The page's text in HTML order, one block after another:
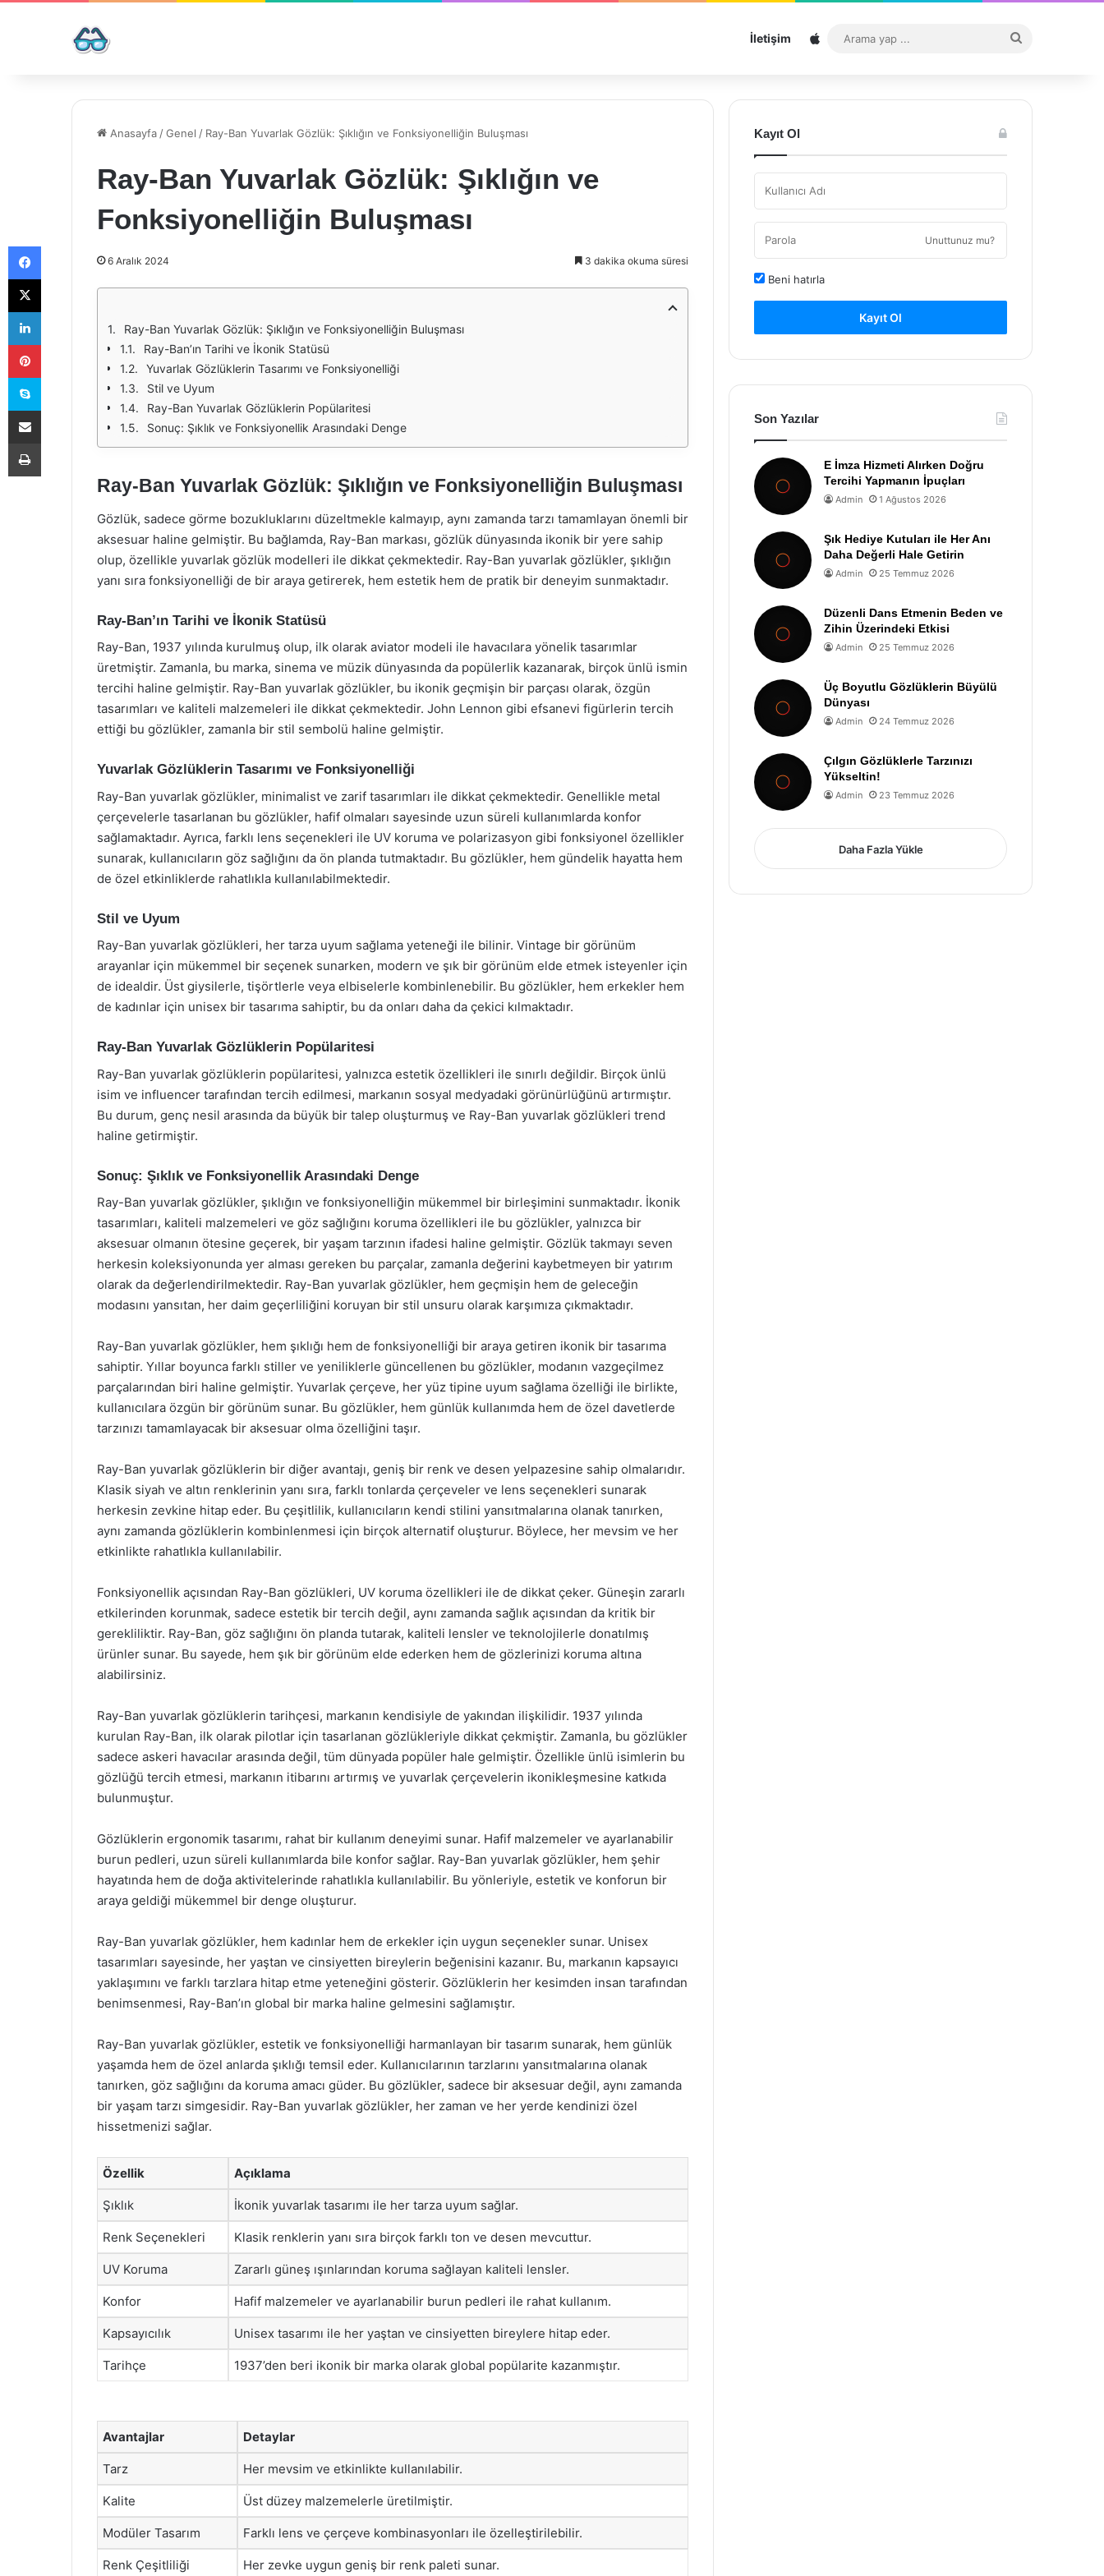
İletişim Sitemap
...
Anasayfa /Genel / Ray-Ban Yuvarlak Gözlük: Şıklığın ve Fonksiyonelliğin Buluşması
Ray-Ban Yuvarlak Gözlük: Şıklığın ve
Fonksiyonelliğin Buluşması
6 Aralık 2024 3 dakika okuma süresi
Ray-Ban Yuvarlak Gözlük: Şıklığın ve Fonksiyonelliğin Buluşması
Ray-Ban’ın Tarihi ve İkonik Statüsü
Yuvarlak Gözlüklerin Tasarımı ve Fonksiyonelliği
Stil ve Uyum
Ray-Ban Yuvarlak Gözlüklerin Popülaritesi
Sonuç: Şıklık ve Fonksiyonellik Arasındaki Denge
Ray-Ban Yuvarlak Gözlük: Şıklığın ve Fonksiyonelliğin Buluşması
Gözlük, sadece görme bozukluklarını düzeltmekle kalmayıp, aynı zamanda tarzı tamamlayan önemli bir
aksesuar haline gelmiştir. Bu bağlamda, Ray-Ban markası, gözlük dünyasında ikonik bir yere sahip
olup, özellikle yuvarlak gözlük modelleri ile dikkat çekmektedir. Ray-Ban yuvarlak gözlükler, şıklığın
yanı sıra fonksiyonelliği de bir araya getirerek, hem estetik hem de pratik bir deneyim sunmaktadır.
Ray-Ban’ın Tarihi ve İkonik Statüsü
Ray-Ban, 1937 yılında kurulmuş olup, ilk olarak aviator modeli ile havacılara yönelik tasarımlar
üretmiştir. Zamanla, bu marka, sinema ve müzik dünyasında da popülerlik kazanarak, birçok ünlü ismin
tercihi haline gelmiştir. Ray-Ban yuvarlak gözlükler, bu ikonik geçmişin bir parçası olarak, özgün
tasarımları ve kaliteli malzemeleri ile dikkat çekmektedir. John Lennon gibi efsanevi figürlerin tercih
ettiği bu gözlükler, zamanla bir stil sembolü haline gelmiştir.
Yuvarlak Gözlüklerin Tasarımı ve Fonksiyonelliği
Ray-Ban yuvarlak gözlükler, minimalist ve zarif tasarımları ile dikkat çekmektedir. Genellikle metal
çerçevelerle tasarlanan bu gözlükler, hafif olmaları sayesinde uzun süreli kullanımlarda konfor
sağlamaktadır. Ayrıca, farklı lens seçenekleri ile UV koruma ve polarizasyon gibi fonksiyonel özellikler
sunarak, kullanıcıların göz sağlığını da ön planda tutmaktadır. Bu gözlükler, hem gündelik hayatta hem
de özel etkinliklerde rahatlıkla kullanılabilmektedir.
Stil ve Uyum
Ray-Ban yuvarlak gözlükleri, her tarza uyum sağlama yeteneği ile bilinir. Vintage bir görünüm
arayanlar için mükemmel bir seçenek sunarken, modern ve şık bir görünüm elde etmek isteyenler için
de idealdir. Üst giysilerle, tişörtlerle veya elbiselerle kombinlenebilir. Bu gözlükler, hem erkekler hem
de kadınlar için unisex bir tasarıma sahiptir, bu da onları daha da çekici kılmaktadır.
Ray-Ban Yuvarlak Gözlüklerin Popülaritesi
Ray-Ban yuvarlak gözlüklerin popülaritesi, yalnızca estetik özellikleri ile sınırlı değildir. Birçok ünlü
isim ve influencer tarafından tercih edilmesi, markanın sosyal medyadaki görünürlüğünü artırmıştır.
Bu durum, genç nesil arasında da büyük bir talep oluşturmuş ve Ray-Ban yuvarlak gözlükleri trend
haline getirmiştir.
Sonuç: Şıklık ve Fonksiyonellik Arasındaki Denge
Ray-Ban yuvarlak gözlükler, şıklığın ve fonksiyonelliğin mükemmel bir birleşimini sunmaktadır. İkonik
tasarımları, kaliteli malzemeleri ve göz sağlığını koruma özellikleri ile bu gözlükler, yalnızca bir
aksesuar olmanın ötesine geçerek, bir yaşam tarzının ifadesi haline gelmiştir. Gözlük takmayı seven
herkesin koleksiyonunda yer alması gereken bu parçalar, zamanla değerini kaybetmeyen bir yatırım
olarak da değerlendirilmektedir. Ray-Ban yuvarlak gözlükler, hem geçmişin hem de geleceğin
modasını yansıtan, her daim geçerliliğini koruyan bir stil unsuru olarak karşımıza çıkmaktadır.
Ray-Ban yuvarlak gözlükler, hem şıklığı hem de fonksiyonelliği bir araya getiren ikonik bir tasarıma
sahiptir. Yıllar boyunca farklı stiller ve yeniliklerle güncellenen bu gözlükler, modanın vazgeçilmez
parçalarından biri haline gelmiştir. Yuvarlak çerçeve, her yüz tipine uyum sağlama özelliği ile birlikte,
kullanıcılara özgün bir görünüm sunar. Bu gözlükler, hem günlük kullanımda hem de özel davetlerde
tarzınızı tamamlayacak bir aksesuar olma özelliğini taşır.
Ray-Ban yuvarlak gözlüklerin bir diğer avantajı, geniş bir renk ve desen yelpazesine sahip olmalarıdır.
Klasik siyah ve altın renklerinin yanı sıra, farklı tonlarda çerçeveler ve lens seçenekleri sunarak
herkesin zevkine hitap eder. Bu çeşitlilik, kullanıcıların kendi stilini yansıtmalarına olanak tanırken,
aynı zamanda gözlüklerin kombinlenmesi için birçok alternatif oluşturur. Böylece, her mevsim ve her
etkinlikte rahatlıkla kullanılabilir.
Fonksiyonellik açısından Ray-Ban gözlükleri, UV koruma özellikleri ile de dikkat çeker. Güneşin zararlı
etkilerinden korunmak, sadece estetik bir tercih değil, aynı zamanda sağlık açısından da kritik bir
gerekliliktir. Ray-Ban, göz sağlığını ön planda tutarak, kaliteli lensler ve teknolojilerle donatılmış
ürünler sunar. Bu sayede, hem şık bir görünüm elde ederken hem de gözlerinizi koruma altına
alabilirsiniz.
Ray-Ban yuvarlak gözlüklerin tarihçesi, markanın kendisiyle de yakından ilişkilidir. 1937 yılında
kurulan Ray-Ban, ilk olarak pilotlar için tasarlanan gözlükleriyle dikkat çekmiştir. Zamanla, bu gözlükler
sadece askeri havacılar arasında değil, tüm dünyada popüler hale gelmiştir. Özellikle ünlü isimlerin bu
gözlüğü tercih etmesi, markanın itibarını artırmış ve yuvarlak çerçevelerin ikonikleşmesine katkıda
bulunmuştur.
Gözlüklerin ergonomik tasarımı, rahat bir kullanım deneyimi sunar. Hafif malzemeler ve ayarlanabilir
burun pedleri, uzun süreli kullanımlarda bile konfor sağlar. Ray-Ban yuvarlak gözlükler, hem şehir
hayatında hem de doğa aktivitelerinde rahatlıkla kullanılabilir. Bu yönleriyle, estetik ve konforun bir
araya geldiği mükemmel bir denge oluşturur.
Ray-Ban yuvarlak gözlükler, hem kadınlar hem de erkekler için uygun seçenekler sunar. Unisex
tasarımları sayesinde, her yaştan ve cinsiyetten bireylerin beğenisini kazanır. Bu, markanın kapsayıcı
yaklaşımını ve farklı tarzlara hitap etme yeteneğini gösterir. Gözlüklerin her kesimden insan tarafından
benimsenmesi, Ray-Ban’ın global bir marka haline gelmesini sağlamıştır.
Ray-Ban yuvarlak gözlükler, estetik ve fonksiyonelliği harmanlayan bir tasarım sunarak, hem günlük
yaşamda hem de özel anlarda şıklığı temsil eder. Kullanıcılarının tarzlarını yansıtmalarına olanak
tanırken, göz sağlığını da koruma amacı güder. Bu gözlükler, sadece bir aksesuar değil, aynı zamanda
bir yaşam tarzı simgesidir. Ray-Ban yuvarlak gözlükler, her zaman ve her yerde kendinizi özel
hissetmenizi sağlar.
Özellik Açıklama
Şıklık İkonik yuvarlak tasarımı ile her tarza uyum sağlar.
Renk Seçenekleri Klasik renklerin yanı sıra birçok farklı ton ve desen mevcuttur.
UV Koruma Zararlı güneş ışınlarından koruma sağlayan kaliteli lensler.
Konfor Hafif malzemeler ve ayarlanabilir burun pedleri ile rahat kullanım.
Kapsayıcılık Unisex tasarımı ile her yaştan ve cinsiyetten bireylere hitap eder.
Tarihçe 1937’den beri ikonik bir marka olarak global popülarite kazanmıştır.
Avantajlar Detaylar
Tarz Her mevsim ve etkinlikte kullanılabilir.
Kalite Üst düzey malzemelerle üretilmiştir.
Modüler Tasarım Farklı lens ve çerçeve kombinasyonları ile özelleştirilebilir.
Renk Çeşitliliği Her zevke uygun geniş bir renk paleti sunar.
Kayıt Ol
Unuttunuz mu?
Beni hatırla
Kayıt Ol
Son Yazılar
E İmza Hizmeti Alırken Doğru
Tercihi Yapmanın İpuçları
Admin 1 Ağustos 2026
Şık Hediye Kutuları ile Her Anı
Daha Değerli Hale Getirin
Admin 25 Temmuz 2026
Düzenli Dans Etmenin Beden ve
Zihin Üzerindeki Etkisi
Admin 25 Temmuz 2026
Üç Boyutlu Gözlüklerin Büyülü
Dünyası
Admin 24 Temmuz 2026
Çılgın Gözlüklerle Tarzınızı
Yükseltin!
Admin 23 Temmuz 2026
Daha Fazla Yükle
Facebook
X
LinkedIn
Pinterest
Skype
E-Posta ile paylaş